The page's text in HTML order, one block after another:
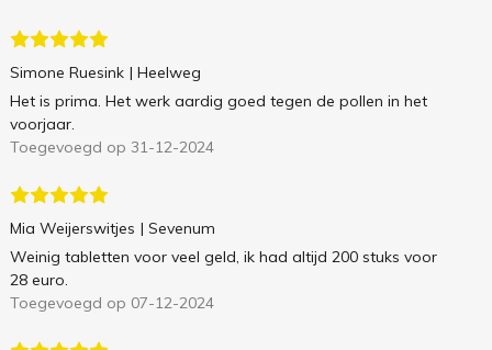
Simone Ruesink | Heelweg
Het is prima. Het werk aardig goed tegen de pollen in het
voorjaar.
Toegevoegd op 31-12-2024
Mia Weijerswitjes | Sevenum
Weinig tabletten voor veel geld, ik had altijd 200 stuks voor
28 euro.
Toegevoegd op 07-12-2024